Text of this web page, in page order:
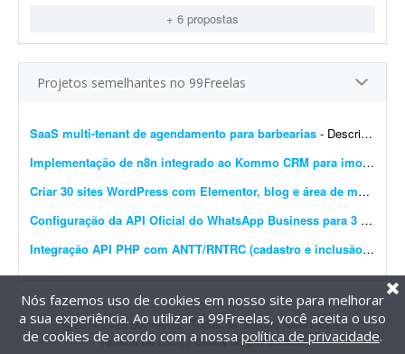
+ 6 propostas
Projetos semelhantes no 99Freelas
SaaS multi-tenant de agendamento para barbearias - Descrição do projeto Sistema SaaS multi-tenant de agendamento para barbearias - ou seja, uma única plataforma que atende várias barbearias diferentes, cada uma com seus...
Implementação de n8n integrado ao Kommo CRM para imobiliária
Criar 30 sites WordPress com Elementor, blog e área de membros
Configuração da API Oficial do WhatsApp Business para 3 instâncias
Integração API PHP com ANTT/RNTRC (cadastro e inclusão)
-
@2014-2026 99Freelas. Todos os direitos reservados.
Termos de uso| Política de privacidade
Nós fazemos uso de cookies em nosso site para melhorar
a sua experiência. Ao utilizar a 99Freelas, você aceita o uso
de cookies de acordo com a nossa política de privacidade.